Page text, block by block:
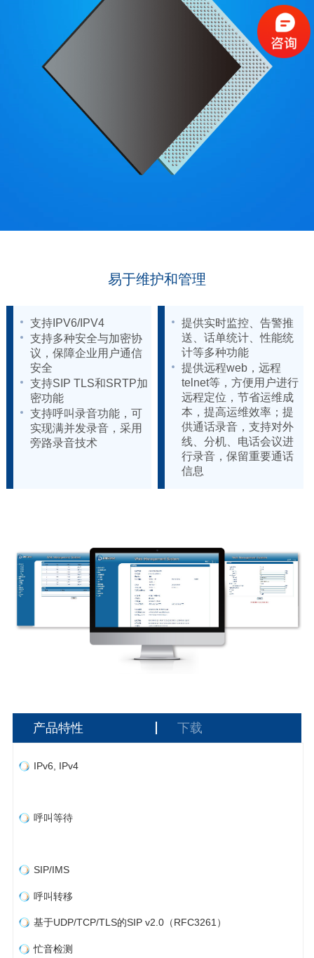
易于维护和管理
支持IPV6/IPV4
支持多种安全与加密协
议，保障企业用户通信
安全
支持SIP TLS和SRTP加
密功能
支持呼叫录音功能，可
实现满并发录音，采用
旁路录音技术
提供实时监控、告警推
送、话单统计、性能统
计等多种功能
提供远程web，远程
telnet等，方便用户进行
远程定位，节省运维成
本，提高运维效率；提
供通话录音，支持对外
线、分机、电话会议进
行录音，保留重要通话
信息
产品特性 下载
IPv6, IPv4
呼叫等待
SIP/IMS
呼叫转移
基于UDP/TCP/TLS的SIP v2.0（RFC3261）
忙音检测